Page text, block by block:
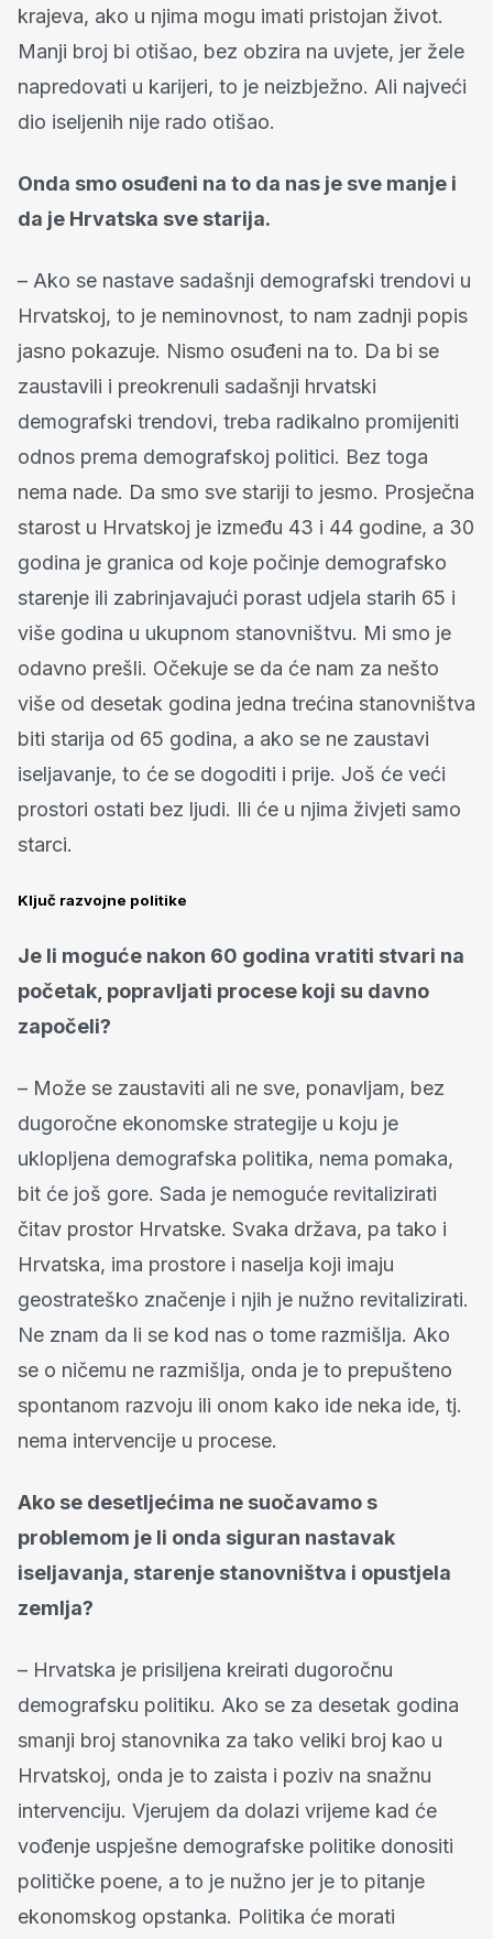
krajeva, ako u njima mogu imati pristojan život.
Manji broj bi otišao, bez obzira na uvjete, jer žele
napredovati u karijeri, to je neizbježno. Ali najveći
dio iseljenih nije rado otišao.
Onda smo osuđeni na to da nas je sve manje i
da je Hrvatska sve starija.
– Ako se nastave sadašnji demografski trendovi u
Hrvatskoj, to je neminovnost, to nam zadnji popis
jasno pokazuje. Nismo osuđeni na to. Da bi se
zaustavili i preokrenuli sadašnji hrvatski
demografski trendovi, treba radikalno promijeniti
odnos prema demografskoj politici. Bez toga
nema nade. Da smo sve stariji to jesmo. Prosječna
starost u Hrvatskoj je između 43 i 44 godine, a 30
godina je granica od koje počinje demografsko
starenje ili zabrinjavajući porast udjela starih 65 i
više godina u ukupnom stanovništvu. Mi smo je
odavno prešli. Očekuje se da će nam za nešto
više od desetak godina jedna trećina stanovništva
biti starija od 65 godina, a ako se ne zaustavi
iseljavanje, to će se dogoditi i prije. Još će veći
prostori ostati bez ljudi. Ili će u njima živjeti samo
starci.
Ključ razvojne politike
Je li moguće nakon 60 godina vratiti stvari na
početak, popravljati procese koji su davno
započeli?
– Može se zaustaviti ali ne sve, ponavljam, bez
dugoročne ekonomske strategije u koju je
uklopljena demografska politika, nema pomaka,
bit će još gore. Sada je nemoguće revitalizirati
čitav prostor Hrvatske. Svaka država, pa tako i
Hrvatska, ima prostore i naselja koji imaju
geostrateško značenje i njih je nužno revitalizirati.
Ne znam da li se kod nas o tome razmišlja. Ako
se o ničemu ne razmišlja, onda je to prepušteno
spontanom razvoju ili onom kako ide neka ide, tj.
nema intervencije u procese.
Ako se desetljećima ne suočavamo s
problemom je li onda siguran nastavak
iseljavanja, starenje stanovništva i opustjela
zemlja?
– Hrvatska je prisiljena kreirati dugoročnu
demografsku politiku. Ako se za desetak godina
smanji broj stanovnika za tako veliki broj kao u
Hrvatskoj, onda je to zaista i poziv na snažnu
intervenciju. Vjerujem da dolazi vrijeme kad će
vođenje uspješne demografske politike donositi
političke poene, a to je nužno jer je to pitanje
ekonomskog opstanka. Politika će morati